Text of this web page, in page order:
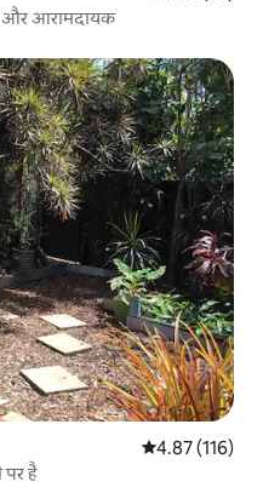
और आरामदायक
औसत रेटिंग 5 में से
4.87 (116)
पर है